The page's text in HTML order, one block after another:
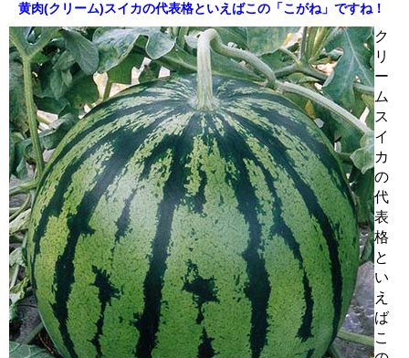
黄肉(クリーム)スイカの代表格といえばこの「こがね」ですね！
ク
リ
ー
ム
ス
イ
カ
の
代
表
格
と
い
え
ば
こ